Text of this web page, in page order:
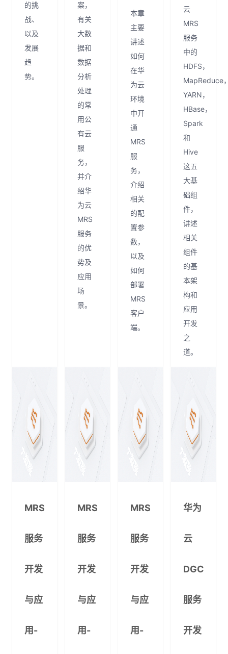
的挑
战、
以及
发展
趋
势。
案，
有关
大数
据和
数据
分析
处理
的常
用公
有云
服
务，
并介
绍华
为云
MRS
服务
的优
势及
应用
场
景。
本章
主要
讲述
如何
在华
为云
环境
中开
通
MRS
服
务，
介绍
相关
的配
置参
数，
以及
如何
部署
MRS
客户
端。
云
MRS
服务
中的
HDFS，
MapReduce
YARN，
HBase，
Spark
和
Hive
这五
大基
础组
件，
讲述
相关
组件
的基
本架
构和
应用
开发
之
道。
MRS
服务
开发
与应
用-
MRS
服务
开发
与应
用-
MRS
服务
开发
与应
用-
华为
云
DGC
服务
开发